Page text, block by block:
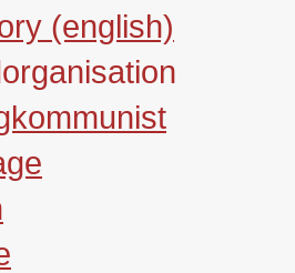
(english)